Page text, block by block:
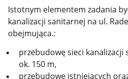
Istotnym elementem zadania
kanalizacji sanitarnej na ul.
obejmująca.:
przebudowę sieci kanalizacji
ok. 150 m,
przebudowę istniejących